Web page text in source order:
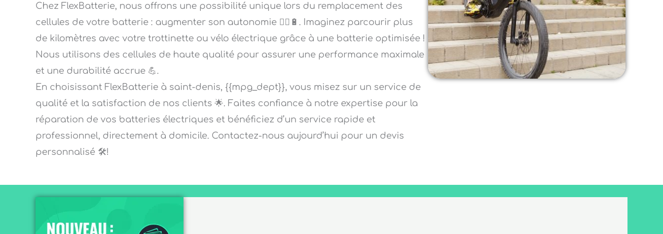
Chez FlexBatterie, nous offrons une possibilité unique lors du remplacement des
cellules de votre batterie : augmenter son autonomie 🚴‍♂️🔋. Imaginez parcourir plus
de kilomètres avec votre trottinette ou vélo électrique grâce à une batterie optimisée !
Nous utilisons des cellules de haute qualité pour assurer une performance maximale
et une durabilité accrue 💪.
En choisissant FlexBatterie à saint-denis, {{mpg_dept}}, vous misez sur un service de
qualité et la satisfaction de nos clients 🌟. Faites confiance à notre expertise pour la
réparation de vos batteries électriques et bénéficiez d’un service rapide et
professionnel, directement à domicile. Contactez-nous aujourd’hui pour un devis
personnalisé 🛠️!